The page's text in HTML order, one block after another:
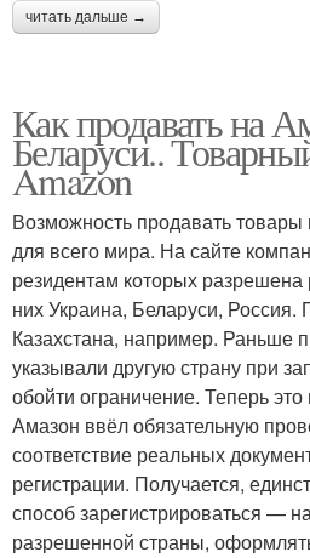
читать дальше →
Как продавать на
Беларуси..
Amazon
Возможность продавать
для всего мира. На сайте
резидентам которых
них Украина, Беларуси, Россия.
Казахстана, например. Раньше
указывали другую страну при
обойти ограничение. Теперь
Амазон ввёл обязательную
соответствие реальных
регистрации. Получается,
способ зарегистрироваться —
разрешенной страны,